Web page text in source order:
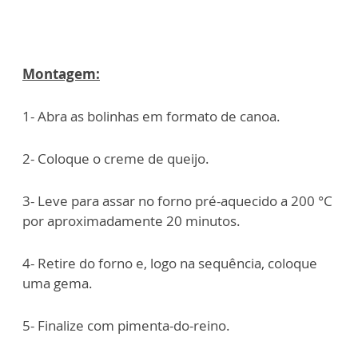
Montagem:
1- Abra as bolinhas em formato de canoa.
2- Coloque o creme de queijo.
3- Leve para assar no forno pré-aquecido a 200 °C
por aproximadamente 20 minutos.
4- Retire do forno e, logo na sequência, coloque
uma gema.
5- Finalize com pimenta-do-reino.